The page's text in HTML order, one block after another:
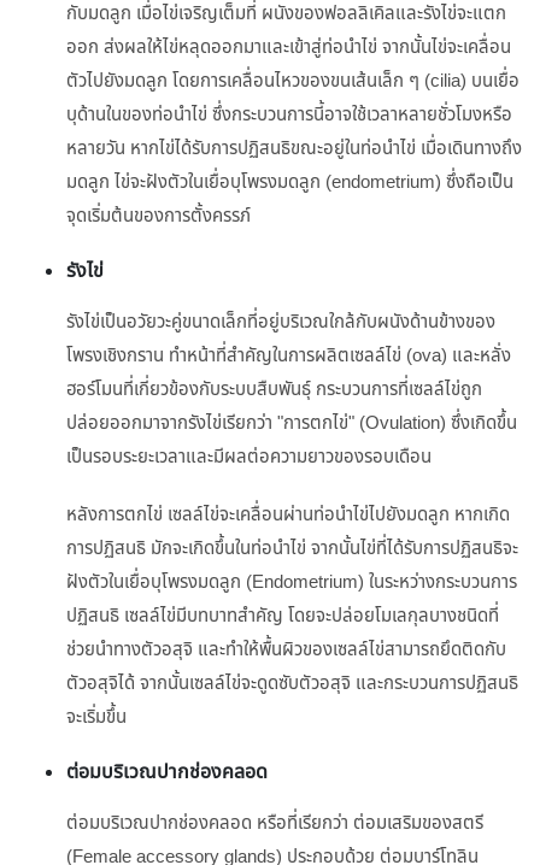
กับมดลูก เมื่อไข่เจริญเต็มที่ ผนังของฟอลลิเคิลและรังไข่จะแตก
ออก ส่งผลให้ไข่หลุดออกมาและเข้าสู่ท่อนำไข่ จากนั้นไข่จะเคลื่อน
ตัวไปยังมดลูก โดยการเคลื่อนไหวของขนเส้นเล็ก ๆ (cilia) บนเยื่อ
บุด้านในของท่อนำไข่ ซึ่งกระบวนการนี้อาจใช้เวลาหลายชั่วโมงหรือ
หลายวัน หากไข่ได้รับการปฏิสนธิขณะอยู่ในท่อนำไข่ เมื่อเดินทางถึง
มดลูก ไข่จะฝังตัวในเยื่อบุโพรงมดลูก (endometrium) ซึ่งถือเป็น
จุดเริ่มต้นของการตั้งครรภ์
รังไข่
รังไข่เป็นอวัยวะคู่ขนาดเล็กที่อยู่บริเวณใกล้กับผนังด้านข้างของ
โพรงเชิงกราน ทำหน้าที่สำคัญในการผลิตเซลล์ไข่ (ova) และหลั่ง
ฮอร์โมนที่เกี่ยวข้องกับระบบสืบพันธุ์ กระบวนการที่เซลล์ไข่ถูก
ปล่อยออกมาจากรังไข่เรียกว่า "การตกไข่" (Ovulation) ซึ่งเกิดขึ้น
เป็นรอบระยะเวลาและมีผลต่อความยาวของรอบเดือน
หลังการตกไข่ เซลล์ไข่จะเคลื่อนผ่านท่อนำไข่ไปยังมดลูก หากเกิด
การปฏิสนธิ มักจะเกิดขึ้นในท่อนำไข่ จากนั้นไข่ที่ได้รับการปฏิสนธิจะ
ฝังตัวในเยื่อบุโพรงมดลูก (Endometrium) ในระหว่างกระบวนการ
ปฏิสนธิ เซลล์ไข่มีบทบาทสำคัญ โดยจะปล่อยโมเลกุลบางชนิดที่
ช่วยนำทางตัวอสุจิ และทำให้พื้นผิวของเซลล์ไข่สามารถยึดติดกับ
ตัวอสุจิได้ จากนั้นเซลล์ไข่จะดูดซับตัวอสุจิ และกระบวนการปฏิสนธิ
จะเริ่มขึ้น
ต่อมบริเวณปากช่องคลอด
ต่อมบริเวณปากช่องคลอด หรือที่เรียกว่า ต่อมเสริมของสตรี
(Female accessory glands) ประกอบด้วย ต่อมบาร์โทลิน